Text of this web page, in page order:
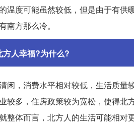
温度可能虽然较低，但是由于有供
方那么冷。
人幸福?为什么?
，消费水平相对较低，生活质量
较多，住房政策较为宽松，使得北
体而言，北方人的生活可能相对